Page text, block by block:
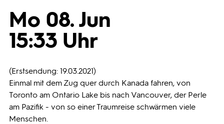
Mo 08. Jun
15:33 Uhr
(Erstsendung: 19.03.2021)
Einmal mit dem Zug quer durch Kanada fahren, von
Toronto am Ontario Lake bis nach Vancouver, der Perle
am Pazifik - von so einer Traumreise schwärmen viele
Menschen.